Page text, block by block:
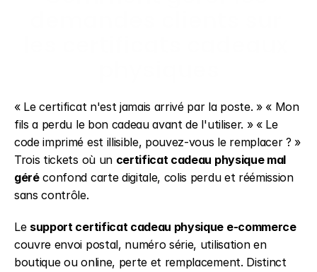
« Le certificat n'est jamais arrivé par la poste. » « Mon
fils a perdu le bon cadeau avant de l'utiliser. » « Le
code imprimé est illisible, pouvez-vous le remplacer ? »
Trois tickets où un certificat cadeau physique mal
géré confond carte digitale, colis perdu et réémission
sans contrôle.
Le support certificat cadeau physique e-commerce
couvre envoi postal, numéro série, utilisation en
boutique ou online, perte et remplacement. Distinct